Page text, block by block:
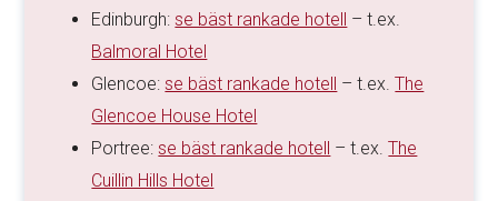
Edinburgh:se bäst rankade hotell
– t.ex.
Balmoral Hotel
Glencoe:se bäst rankade hotell – t.ex.The
Glencoe House Hotel
Portree:se bäst rankade hotell – t.ex.The
Cuillin Hills Hotel